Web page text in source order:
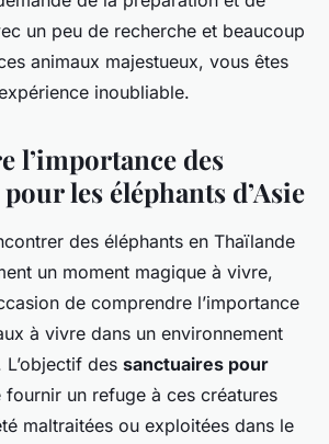
un peu de recherche et beaucoup
animaux majestueux, vous êtes
inoubliable.
l’importance des
les éléphants d’Asie
des éléphants en Thaïlande
un moment magique à vivre,
de comprendre l’importance
à vivre dans un environnement
des sanctuaires pour
fournir un refuge à ces créatures
maltraitées ou exploitées dans le